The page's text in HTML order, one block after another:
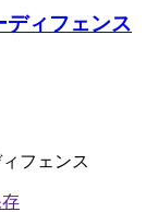
ィフェンス
フェンス